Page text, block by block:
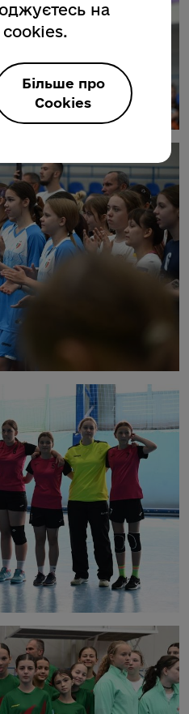
на
Більше про
Cookies